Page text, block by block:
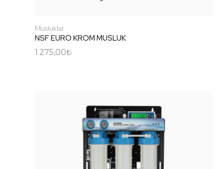
Musluklar
NSF EURO KROM MUSLUK
1.275,00₺